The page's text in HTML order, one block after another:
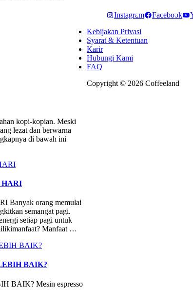
kopi-kopian. Meski
lezat dan berwarna
di bawah ini
HARI
orang memulai
semangat pagi.
setiap pagi untuk
Manfaat …
BAIK?
BAIK? Mesin espresso
Instagram Facebook
Kebijakan Privasi
Syarat & Ketentuan
Karir
Hubungi Kami
FAQ
Copyright © 2026 Coffeeland